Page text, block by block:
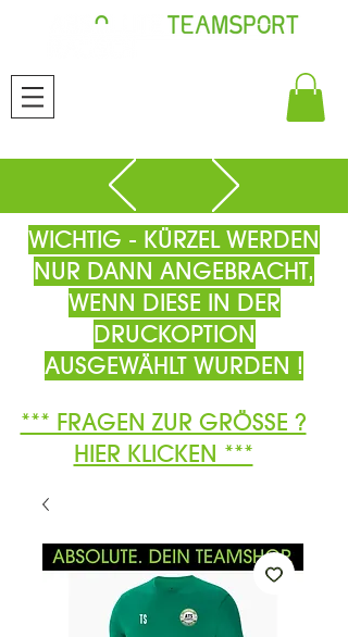
WICHTIG - KÜRZEL WERDEN
NUR DANN ANGEBRACHT,
WENN DIESE IN DER
DRUCKOPTION
AUSGEWÄHLT WURDEN !
*** FRAGEN ZUR GRÖSSE ?
HIER KLICKEN ***